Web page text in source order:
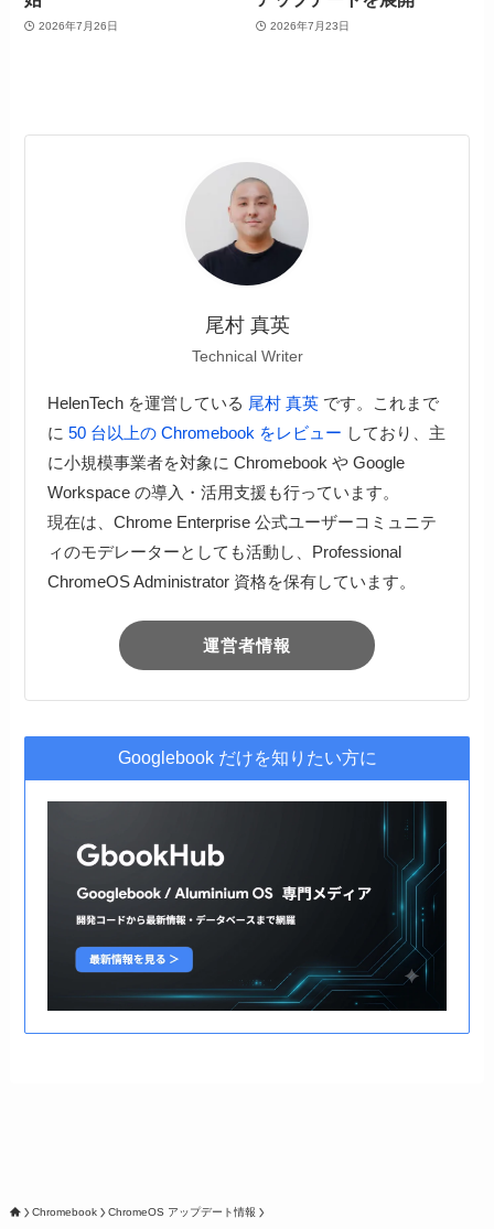
2026年7月26日 2026年7月23日
尾村 真英
Technical Writer
HelenTech を運営している 尾村 真英です。これまで
に 50 台以上の Chromebook をレビュー しており、主
に小規模事業者を対象に Chromebook や Google
Workspace の導入・活用支援も行っています。
現在は、Chrome Enterprise 公式ユーザーコミュニテ
ィのモデレーターとしても活動し、Professional
ChromeOS Administrator 資格を保有しています。
運営者情報
Googlebook だけを知りたい方に
Chromebook ChromeOS アップデート情報